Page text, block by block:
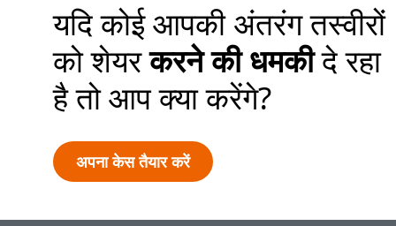
यदि कोई आपकी अंतरंग तस्वीरों
को शेयरकरने की धमकीदे रहा
है तो आप क्या करेंगे?
अपना केस तैयार करें